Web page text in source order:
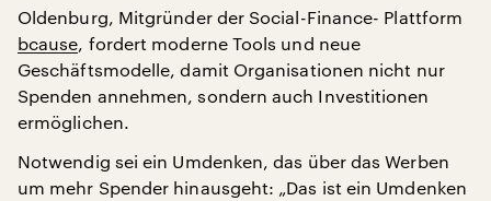
Oldenburg, Mitgründer der Social-Finance- Plattform
bcause , fordert moderne Tools und neue
Geschäftsmodelle, damit Organisationen nicht nur
Spenden annehmen, sondern auch Investitionen
ermöglichen.
Notwendig sei ein Umdenken, das über das Werben
um mehr Spender hinausgeht: „Das ist ein Umdenken